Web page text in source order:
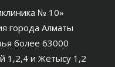
№ 10»
города Алматы
более 63000
1,2,4 и Жетысу 1,2